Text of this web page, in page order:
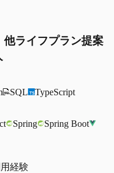
ライフプラン提案
SQL TypeScript
Spring
Spring Boot
経験